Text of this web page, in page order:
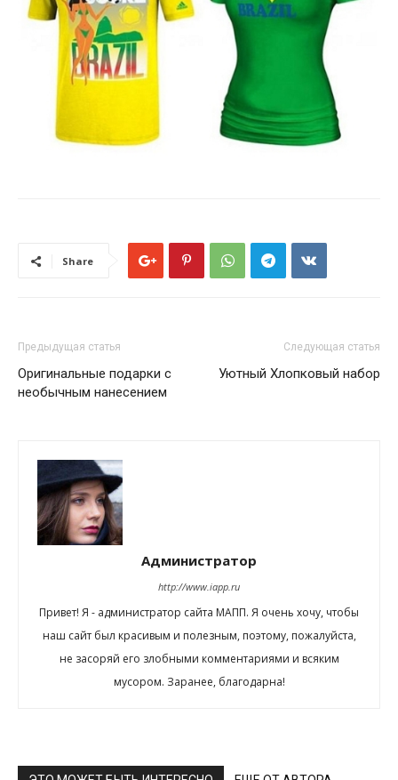
Share
Предыдущая статья
Оригинальные подарки с
необычным нанесением
Следующая статья
Уютный Хлопковый набор
Администратор
http://www.iapp.ru
Привет! Я - администратор сайта МАПП. Я очень хочу, чтобы
наш сайт был красивым и полезным, поэтому, пожалуйста,
не засоряй его злобными комментариями и всяким
мусором. Заранее, благодарна!